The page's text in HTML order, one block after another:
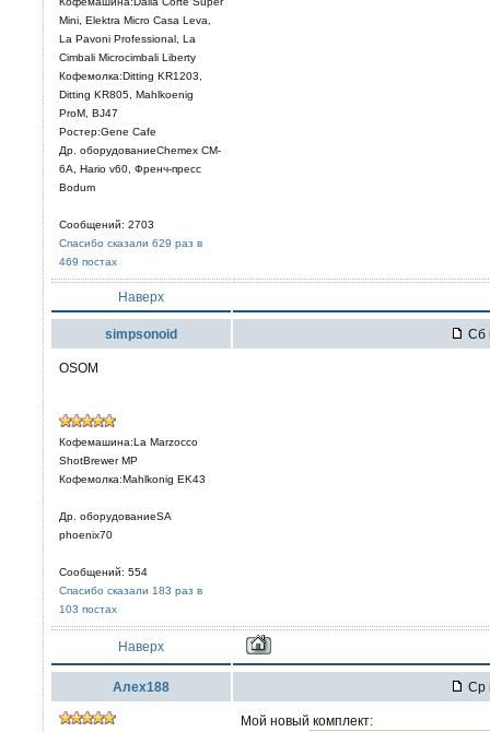
Mini, Elektra Micro Casa Leva,
La Pavoni Professional, La
Cimbali Microcimbali Liberty
Кофемолка:Ditting KR1203,
Ditting KR805, Mahlkoenig
ProM, BJ47
Ростер:Gene Cafe
Др. оборудованиеChemex CM-
6A, Hario v60, Френч-пресс
Bodum
Сообщений: 2703
Спасибо сказали 629 раз в
469 постах
Наверх
simpsonoid Сб
OSOM
Кофемашина:La Marzocco
ShotBrewer MP
Кофемолка:Mahlkonig EK43
Др. оборудованиеSA
phoenix70
Сообщений: 554
Спасибо сказали 183 раз в
103 постах
Наверх
Алех188 Ср
Мой новый комплект: